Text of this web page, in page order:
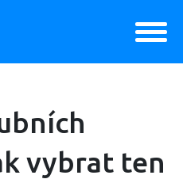
vybrat ten